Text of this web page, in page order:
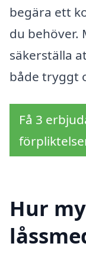
begära ett
du behöver.
säkerställa
både tryggt
Få 3
Hur